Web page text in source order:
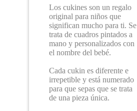
Los cukines son un regalo
original para niños que
significan mucho para ti. Se
trata de cuadros pintados a
mano y personalizados con
el nombre del bebé.
Cada cukin es diferente e
irrepetible y está numerado
para que sepas que se trata
de una pieza única.